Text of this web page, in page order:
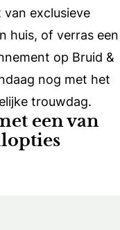
exclusieve
huis, of verras een
op Bruid &
nog met het
trouwdag.
een van